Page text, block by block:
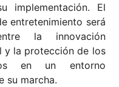
implementación. El
entretenimiento será
la innovación
y la protección de los
en un entorno
su marcha.